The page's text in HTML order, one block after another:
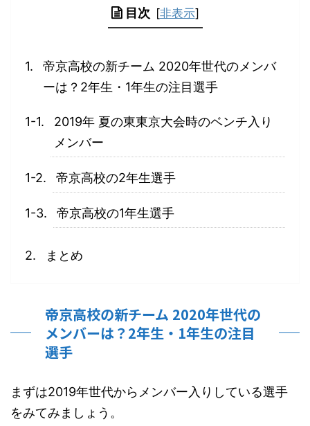
目次 [非表示]
帝京高校の新チーム 2020年世代のメンバ
ーは？2年生・1年生の注目選手
2019年 夏の東東京大会時のベンチ入り
メンバー
帝京高校の2年生選手
帝京高校の1年生選手
まとめ
帝京高校の新チーム 2020年世代の
メンバーは？2年生・1年生の注目
選手
まずは2019年世代からメンバー入りしている選手
をみてみましょう。